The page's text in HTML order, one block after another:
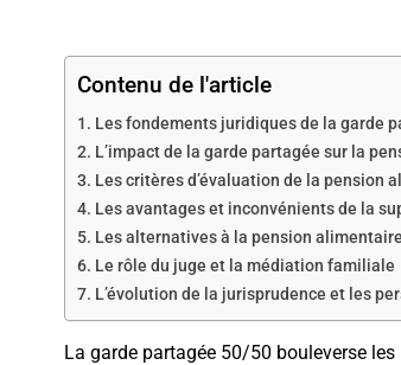
Contenu de l'article
Les fondements juridiques de la garde
L’impact de la garde partagée sur la
Les critères d’évaluation de la pension
Les avantages et inconvénients de la
Les alternatives à la pension
Le rôle du juge et la médiation familiale
L’évolution de la jurisprudence et les
La garde partagée 50/50 bouleverse